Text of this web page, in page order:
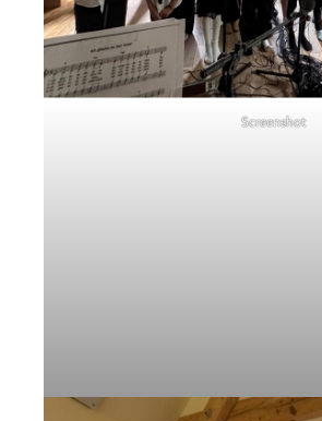
Screenshot